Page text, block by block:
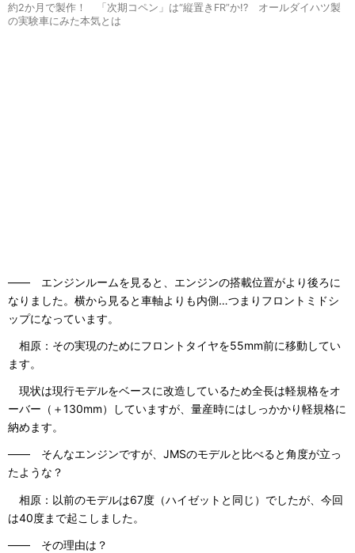
約2か月で製作！ 「次期コペン」は“縦置きFR”か!? オールダイハツ製
の実験車にみた本気とは
―― エンジンルームを見ると、エンジンの搭載位置がより後ろに
なりました。横から見ると車軸よりも内側…つまりフロントミドシ
ップになっています。
相原：その実現のためにフロントタイヤを55mm前に移動してい
ます。
現状は現行モデルをベースに改造しているため全長は軽規格をオ
ーバー（＋130mm）していますが、量産時にはしっかかり軽規格に
納めます。
―― そんなエンジンですが、JMSのモデルと比べると角度が立っ
たような？
相原：以前のモデルは67度（ハイゼットと同じ）でしたが、今回
は40度まで起こしました。
―― その理由は？